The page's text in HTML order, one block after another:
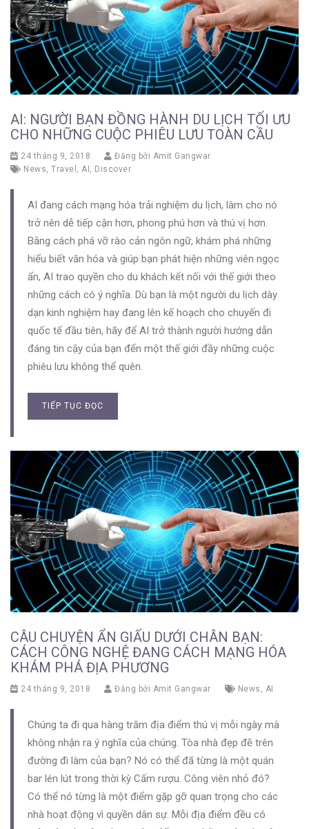
AI: NGƯỜI BẠN ĐỒNG HÀNH DU LỊCH TỐI ƯU
CHO NHỮNG CUỘC PHIÊU LƯU TOÀN CẦU
24 tháng 9, 2018 Đăng bởi Amit Gangwar
News Travel AI Discover
AI đang cách mạng hóa trải nghiệm du lịch, làm cho nó
trở nên dễ tiếp cận hơn, phong phú hơn và thú vị hơn.
Bằng cách phá vỡ rào cản ngôn ngữ, khám phá những
hiểu biết văn hóa và giúp bạn phát hiện những viên ngọc
ẩn, AI trao quyền cho du khách kết nối với thế giới theo
những cách có ý nghĩa. Dù bạn là một người du lịch dày
dạn kinh nghiệm hay đang lên kế hoạch cho chuyến đi
quốc tế đầu tiên, hãy để AI trở thành người hướng dẫn
đáng tin cậy của bạn đến một thế giới đầy những cuộc
phiêu lưu không thể quên.
TIẾP TỤC ĐỌC
CÂU CHUYỆN ẨN GIẤU DƯỚI CHÂN BẠN:
CÁCH CÔNG NGHỆ ĐANG CÁCH MẠNG HÓA
KHÁM PHÁ ĐỊA PHƯƠNG
24 tháng 9, 2018 Đăng bởi Amit Gangwar News , AI
Chúng ta đi qua hàng trăm địa điểm thú vị mỗi ngày mà
không nhận ra ý nghĩa của chúng. Tòa nhà đẹp đẽ trên
đường đi làm của bạn? Nó có thể đã từng là một quán
bar lén lút trong thời kỳ Cấm rượu. Công viên nhỏ đó?
Có thể nó từng là một điểm gặp gỡ quan trọng cho các
nhà hoạt động vì quyền dân sự. Mỗi địa điểm đều có